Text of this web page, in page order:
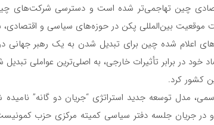
چین تهاجمی‌تر شده است و دسترسی شرکت‌های
موقعیت‌ بین‌المللی پکن در حوزه‌های سیاسی و
اعلام شده چین برای تبدیل شدن به یک رهبر
خود در برابر تأثیرات خارجی، به اصلی‌ترین عواملی
کشور کرد.
۲۰۲۰ و در جریان جلسه دفتر سیاسی کمیته مرکزی حزب